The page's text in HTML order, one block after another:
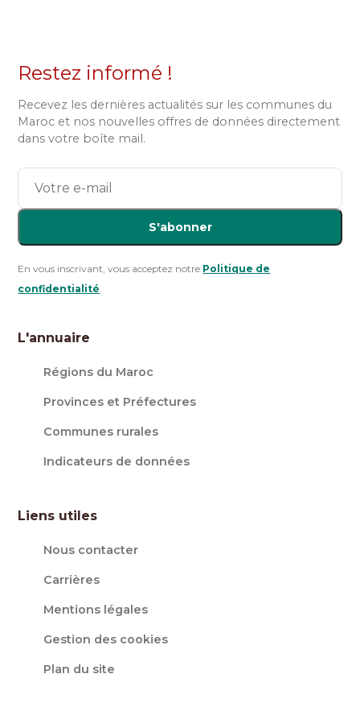
Restez informé !
Recevez les dernières actualités sur les communes du
Maroc et nos nouvelles offres de données directement
dans votre boîte mail.
S'abonner
En vous inscrivant, vous acceptez notre Politique de
confidentialité.
L'annuaire
Régions du Maroc
Provinces et Préfectures
Communes rurales
Indicateurs de données
Liens utiles
Nous contacter
Carrières
Mentions légales
Gestion des cookies
Plan du site